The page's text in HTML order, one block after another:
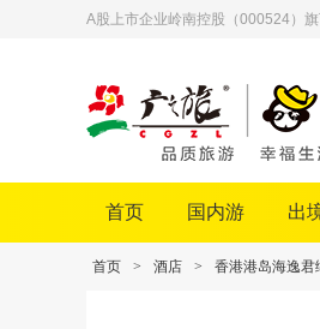
A股上市企业岭南控股（000524）
首页 国内游 出
首页 > 酒店 > 香港港岛海逸君